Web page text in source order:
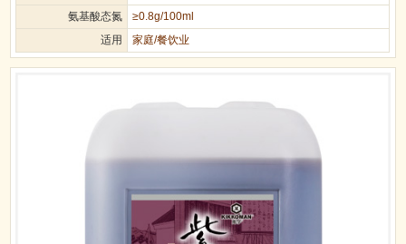
氨基酸态氮 ≥0.8g/100ml
适用 家庭/餐饮业